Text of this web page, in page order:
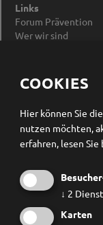
Links
Forum Prävention
Wer wir sind
Newsletter
COOKIES
Hier können Sie
nutzen möchten,
erfahren, lesen
↓ 2
Karten